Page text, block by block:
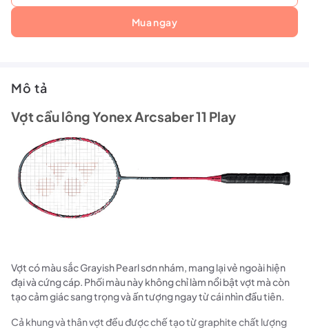
Mua ngay
Mô tả
Vợt cầu lông Yonex Arcsaber 11 Play
Vợt có màu sắc Grayish Pearl sơn nhám, mang lại vẻ ngoài hiện
đại và cứng cáp. Phối màu này không chỉ làm nổi bật vợt mà còn
tạo cảm giác sang trọng và ấn tượng ngay từ cái nhìn đầu tiên.
Cả khung và thân vợt đều được chế tạo từ graphite chất lượng